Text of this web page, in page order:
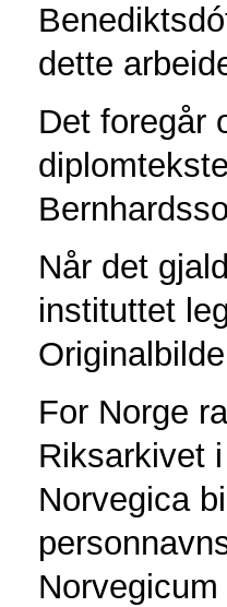
dette
Det foregår
Når det
instituttet
For Norge
Riksarkivet
Norvegica